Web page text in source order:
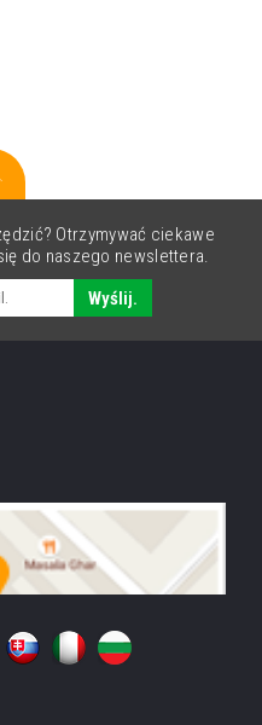
Otrzymywać ciekawe
do naszego newslettera.
Wyślij.